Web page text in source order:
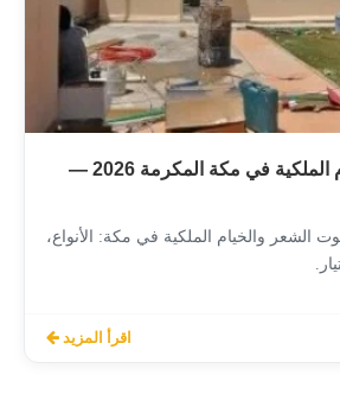
بيوت الشعر والخيام الملكية في مكة المكرمة 2026 —
الشعر والخيام الملكية في مكة: الأنواع،
اقرأ المزيد